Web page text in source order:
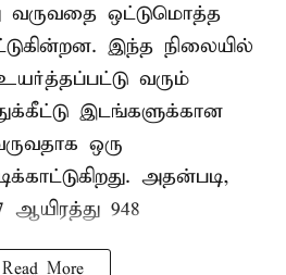
வருவதை ஒட்டுமொத்த
இந்த நிலையில்
வரும்
இடங்களுக்கான
ஒரு
அதன்படி,
ஆயிரத்து 948
Read More